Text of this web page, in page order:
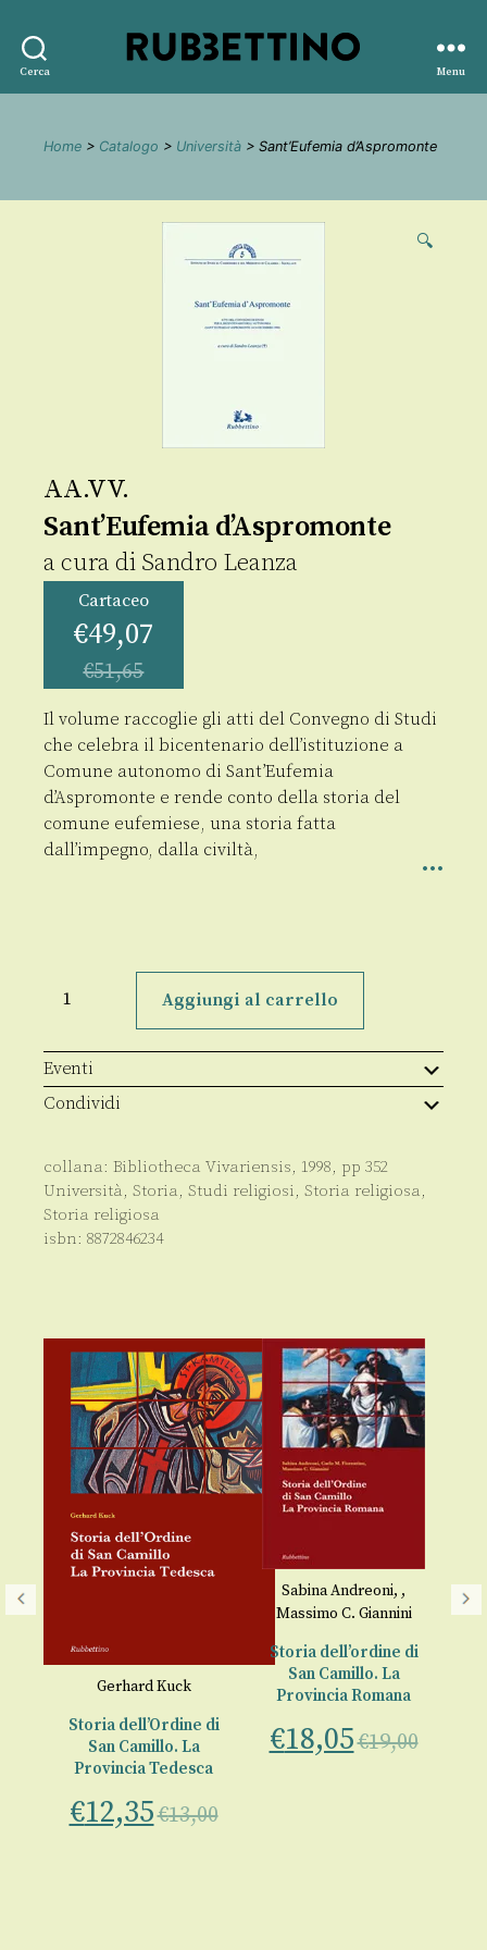
Cerca
editore
Menu
Home > Catalogo > Università > Sant’Eufemia d’Aspromonte
🔍
AA.VV.
Sant’Eufemia d’Aspromonte
a cura di Sandro Leanza
Cartaceo
€49,07
€51,65
Il volume raccoglie gli atti del Convegno di Studi
che celebra il bicentenario dell’istituzione a
Comune autonomo di Sant’Eufemia
d’Aspromonte e rende conto della storia del
comune eufemiese, una storia fatta
dall’impegno, dalla civiltà,
Sant'Eufemia
d'Aspromonte
Aggiungi al carrello
Eventi
Condividi
collana: Bibliotheca Vivariensis, 1998, pp 352
Università, Storia, Studi religiosi, Storia religiosa,
Storia religiosa
isbn: 8872846234
Gerhard Kuck
Storia dell’Ordine di
San Camillo. La
Provincia Tedesca
€12,35€13,00
Sabina Andreoni, ,
Massimo C. Giannini
Storia dell’ordine di
San Camillo. La
Provincia Romana
€18,05€19,00